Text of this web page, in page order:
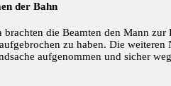
der Bahn
brachten die Beamten den Mann
zu haben. Die
aufgenommen und sicher